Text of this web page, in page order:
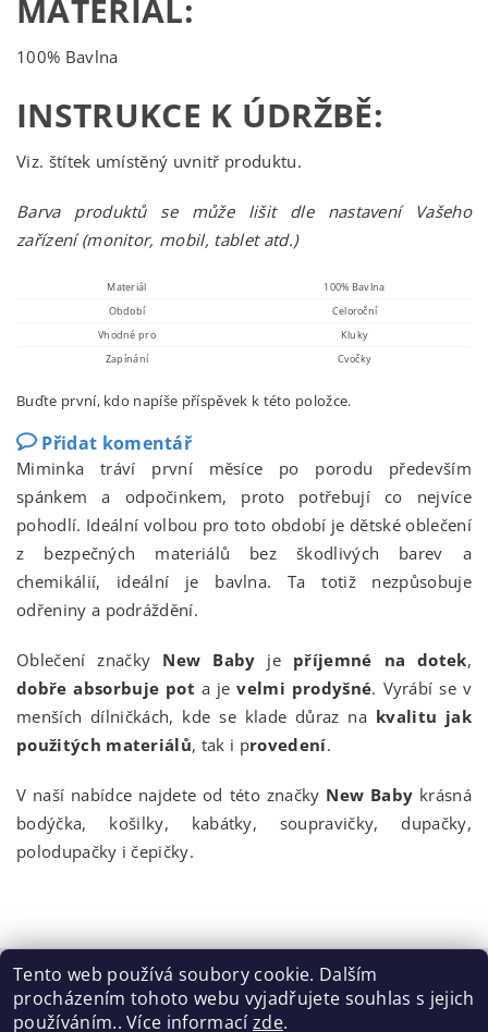
MATERIÁL:
100% Bavlna
INSTRUKCE K ÚDRŽBĚ:
Viz. štítek umístěný uvnitř produktu.
Barva produktů se může lišit dle nastavení Vašeho
zařízení (monitor, mobil, tablet atd.)
Materiál
100% Bavlna
Období
Celoroční
Vhodné pro
Kluky
Zapínání
Cvočky
Buďte první, kdo napíše příspěvek k této položce.
Přidat komentář
Miminka tráví první měsíce po porodu především
spánkem a odpočinkem, proto potřebují co nejvíce
pohodlí. Ideální volbou pro toto období je dětské oblečení
z bezpečných materiálů bez škodlivých barev a
chemikálií, ideální je bavlna. Ta totiž nezpůsobuje
odřeniny a podráždění.
Oblečení značky New Baby je příjemné na dotek,
dobře absorbuje pot a jevelmi prodyšné. Vyrábí se v
menších dílničkách, kde se klade důraz na kvalitu jak
použitých materiálů, tak i provedení.
V naší nabídce najdete od této značky New Baby krásná
bodýčka, košilky, kabátky, soupravičky, dupačky,
polodupačky i čepičky.
Tabulka velikostí | Doprava a Platba | Blog |
Podmínky ochrany osobních údajů | Obchodní podmínky
Tento web používá soubory cookie. Dalším
procházením tohoto webu vyjadřujete souhlas s jejich
používáním.. Více informacízde.